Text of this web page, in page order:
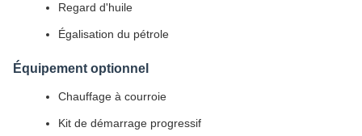
Regard d'huile
Égalisation du pétrole
Équipement optionnel
Chauffage à courroie
Kit de démarrage progressif